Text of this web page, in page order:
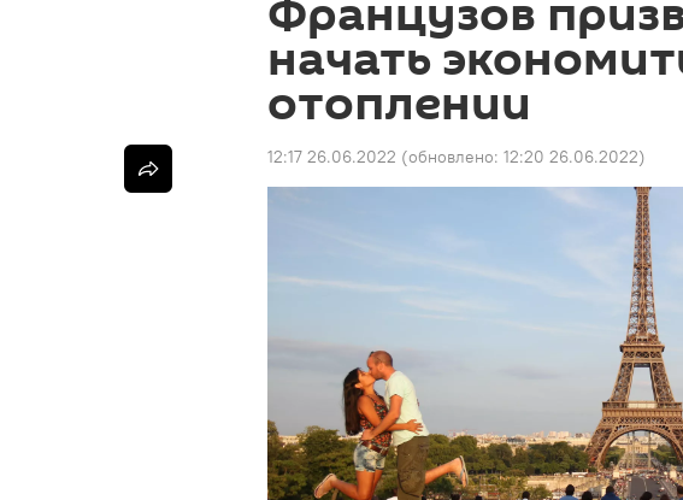
Французов
начать
отоплении
12:17 26.06.2022 (обновлено: 12:20 26.06.2022)